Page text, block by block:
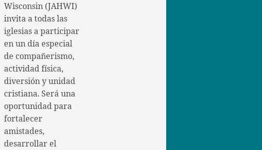
Wisconsin (JAHWI)
invita a todas las
iglesias a participar
en un día especial
de compañerismo,
actividad física,
diversión y unidad
cristiana. Será una
oportunidad para
fortalecer
amistades,
desarrollar el